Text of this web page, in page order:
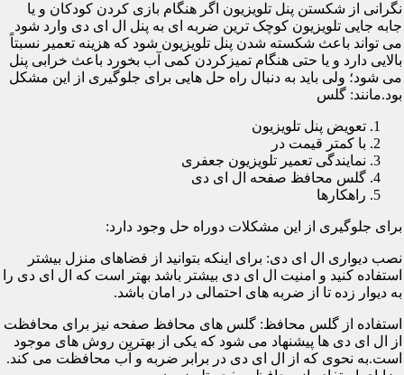
نگرانی از شکستن پنل تلویزیون اگر هنگام بازی کردن کودکان و یا
جابه جایی تلویزیون کوچک ترین ضربه ای به پنل ال ای دی وارد شود
می تواند باعث شکسته شدن پنل تلویزیون شود که هزینه تعمیر نسبتاً
بالایی دارد و یا حتی هنگام تمیزکردن کمی آب بخورد باعث خرابی پنل
می شود؛ ولی باید به دنبال راه حل هایی برای جلوگیری از این مشکل
بود.مانند: گلس
تعویض پنل تلویزیون
با کمتر قیمت در
نمایندگی تعمیر تلویزیون جعفری
گلس محافظ صفحه ال ای دی
راهکارها
برای جلوگیری از این مشکلات دوراه حل وجود دارد:
نصب دیواری ال ای دی: برای اینکه بتوانید از فضاهای منزل بیشتر
استفاده کنید و امنیت ال ای دی بیشتر باشد بهتر است که ال ای دی را
به دیوار زده تا از ضربه های احتمالی در امان باشد.
استفاده از گلس محافظ: گلس های محافظ صفحه نیز برای محافظت
از ال ای دی ها پیشنهاد می شود که یکی از بهترین روش های موجود
است.به نحوی که از ال ای دی در برابر ضربه و آب محافظت می کند.